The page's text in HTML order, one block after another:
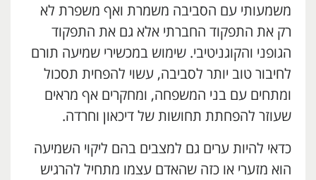
משמעותי עם הסביבה משמרת ואף משפרת לא
רק את התפקוד החברתי אלא גם את התפקוד
הגופני והקוגניטיבי. שימוש במכשירי שמיעה תורם
לחיבור טוב יותר לסביבה, עשוי להפחית תסכול
ומתחים עם בני המשפחה, ומחקרים אף מראים
שעוזר להפחתת תחושות של דיכאון וחרדה.
כדאי להיות ערים גם למצבים בהם ליקוי השמיעה
הוא מזערי או כזה שהאדם עצמו מתחיל להרגיש